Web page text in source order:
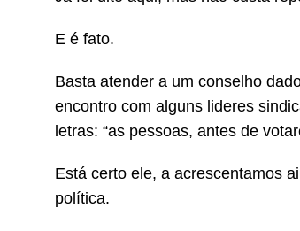
E é fato.
Basta atender a um conselho
encontro com alguns lideres
letras: “as pessoas, antes de
Está certo ele, a acrescentamos
política.